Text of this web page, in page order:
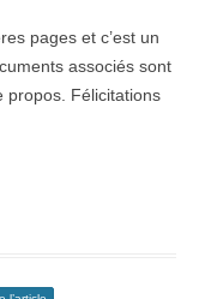
pages et c’est un
associés sont
propos. Félicitations